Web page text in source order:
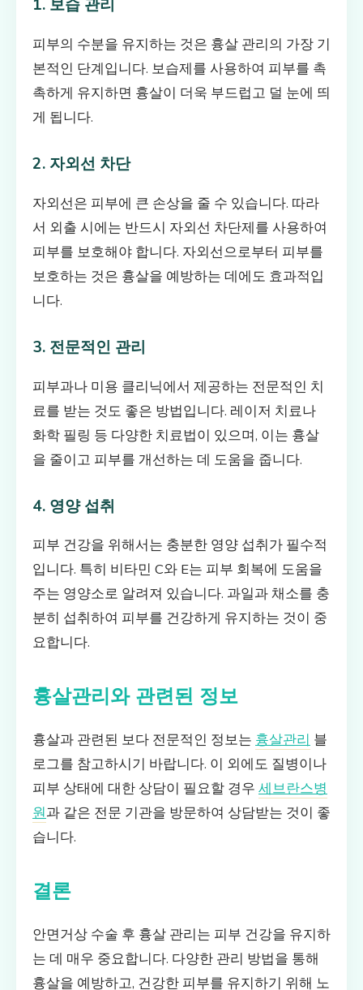
1. 보습 관리
피부의 수분을 유지하는 것은 흉살 관리의 가장 기
본적인 단계입니다. 보습제를 사용하여 피부를 촉
촉하게 유지하면 흉살이 더욱 부드럽고 덜 눈에 띄
게 됩니다.
2. 자외선 차단
자외선은 피부에 큰 손상을 줄 수 있습니다. 따라
서 외출 시에는 반드시 자외선 차단제를 사용하여
피부를 보호해야 합니다. 자외선으로부터 피부를
보호하는 것은 흉살을 예방하는 데에도 효과적입
니다.
3. 전문적인 관리
피부과나 미용 클리닉에서 제공하는 전문적인 치
료를 받는 것도 좋은 방법입니다. 레이저 치료나
화학 필링 등 다양한 치료법이 있으며, 이는 흉살
을 줄이고 피부를 개선하는 데 도움을 줍니다.
4. 영양 섭취
피부 건강을 위해서는 충분한 영양 섭취가 필수적
입니다. 특히 비타민 C와 E는 피부 회복에 도움을
주는 영양소로 알려져 있습니다. 과일과 채소를 충
분히 섭취하여 피부를 건강하게 유지하는 것이 중
요합니다.
흉살관리와 관련된 정보
흉살과 관련된 보다 전문적인 정보는 흉살관리 블
로그를 참고하시기 바랍니다. 이 외에도 질병이나
피부 상태에 대한 상담이 필요할 경우 세브란스병
원과 같은 전문 기관을 방문하여 상담받는 것이 좋
습니다.
결론
안면거상 수술 후 흉살 관리는 피부 건강을 유지하
는 데 매우 중요합니다. 다양한 관리 방법을 통해
흉살을 예방하고, 건강한 피부를 유지하기 위해 노